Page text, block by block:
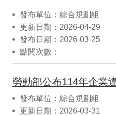
發布單位：綜合規劃組
更新日期：2026-04-29
發布日期：2026-03-25
點閱次數：
發布單位：綜合規劃組
更新日期：2026-03-31